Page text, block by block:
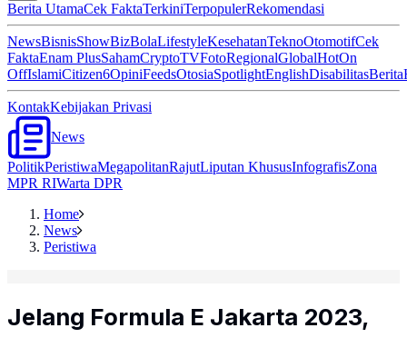
Berita UtamaCek FaktaTerkiniTerpopulerRekomendasi
NewsBisnisShowBizBolaLifestyleKesehatanTeknoOtomotifCek
FaktaEnam PlusSahamCryptoTVFotoRegionalGlobalHotOn
OffIslamiCitizen6OpiniFeedsOtosiaSpotlightEnglishDisabilitasBerita
KontakKebijakan Privasi
News
PolitikPeristiwaMegapolitanRajutLiputan KhususInfografisZona
MPR RIWarta DPR
Home
News
Peristiwa
Jelang Formula E Jakarta 2023,